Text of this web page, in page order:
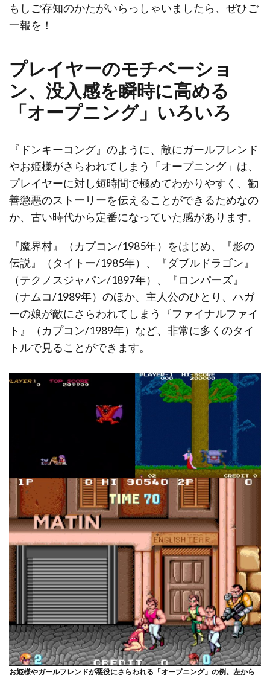
もしご存知のかたがいらっしゃいましたら、ぜひご
一報を！
プレイヤーのモチベーショ
ン、没入感を瞬時に高める
「オープニング」いろいろ
『ドンキーコング』のように、敵にガールフレンド
やお姫様がさらわれてしまう「オープニング」は、
プレイヤーに対し短時間で極めてわかりやすく、勧
善懲悪のストーリーを伝えることができるためなの
か、古い時代から定番になっていた感があります。
『魔界村』（カプコン/1985年）をはじめ、『影の
伝説』（タイトー/1985年）、『ダブルドラゴン』
（テクノスジャパン/1897年）、『ロンパーズ』
（ナムコ/1989年）のほか、主人公のひとり、ハガ
ーの娘が敵にさらわれてしまう『ファイナルファイ
ト』（カプコン/1989年）など、非常に多くのタイ
トルで見ることができます。
お姫様やガールフレンドが悪役にさらわれる「オープニング」の例。左から